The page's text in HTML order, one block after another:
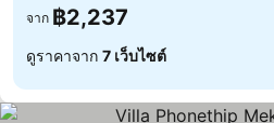
จาก ฿2,237
ดูราคาจาก 7 เว็บไซต์